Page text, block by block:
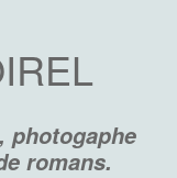
photogaphe
romans.